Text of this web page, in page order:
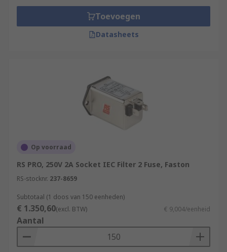
Toevoegen
Datasheets
Op voorraad
RS PRO, 250V 2A Socket IEC Filter 2 Fuse, Faston
RS-stocknr. 237-8659
Subtotaal (1 doos van 150 eenheden)
€ 1.350,60(excl. BTW) € 9,004/eenheid
Aantal